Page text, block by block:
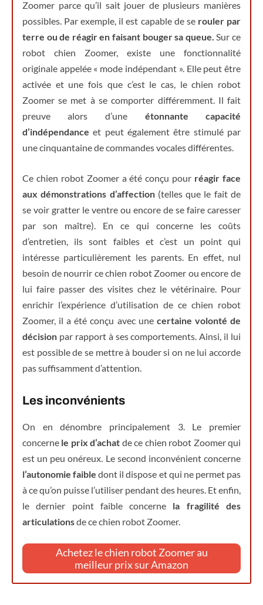
Zoomer parce qu’il sait jouer de plusieurs manières
possibles. Par exemple, il est capable de se rouler par
terre ou de réagir en faisant bouger sa queue.Sur ce
robot chien Zoomer, existe une fonctionnalité
originale appelée « mode indépendant ». Elle peut être
activée et une fois que c’est le cas, le chien robot
Zoomer se met à se comporter différemment. Il fait
preuve alors d’une étonnante capacité
d’indépendance et peut également être stimulé par
une cinquantaine de commandes vocales différentes.
Ce chien robot Zoomer a été conçu pour réagir face
aux démonstrations d’affection(telles que le fait de
se voir gratter le ventre ou encore de se faire caresser
par son maître). En ce qui concerne les coûts
d’entretien, ils sont faibles et c’est un point qui
intéresse particulièrement les parents. En effet, nul
besoin de nourrir ce chien robot Zoomer ou encore de
lui faire passer des visites chez le vétérinaire. Pour
enrichir l’expérience d’utilisation de ce chien robot
Zoomer, il a été conçu avec une certaine volonté de
décisionpar rapport à ses comportements. Ainsi, il lui
est possible de se mettre à bouder si on ne lui accorde
pas suffisamment d’attention.
Les inconvénients
On en dénombre principalement 3. Le premier
concerne le prix d’achat de ce chien robot Zoomer qui
est un peu onéreux. Le second inconvénient concerne
l’autonomie faibledont il dispose et qui ne permet pas
à ce qu’on puisse l’utiliser pendant des heures. Et enfin,
le dernier point faible concerne la fragilité des
articulationsde ce chien robot Zoomer.
Achetez le chien robot Zoomer au
meilleur prix sur Amazon